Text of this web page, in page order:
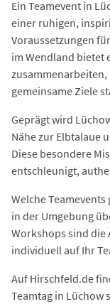
Ein Teamevent in
einer ruhigen,
Voraussetzungen
im Wendland bietet
gemeinsame Ziele
Geprägt wird
Nähe zur Elbtalaue
Diese besondere
entschleunigt,
Welche
in der Umgebung
Workshops sind die
individuell auf Ihr
Auf Hirschfeld.de
Teamtag in Lüchow